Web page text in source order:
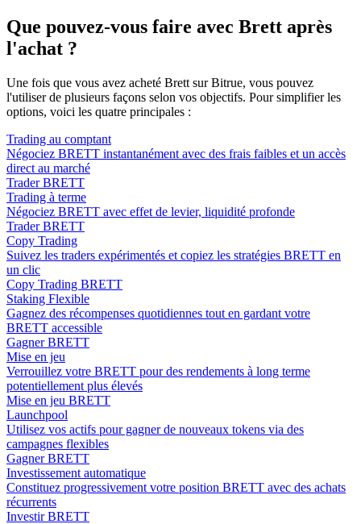
Que pouvez-vous faire avec Brett après
l'achat ?
Une fois que vous avez acheté Brett sur Bitrue, vous pouvez
l'utiliser de plusieurs façons selon vos objectifs. Pour simplifier les
options, voici les quatre principales :
Trading au comptant
Négociez BRETT instantanément avec des frais faibles et un accès
direct au marché
Trader BRETT
Trading à terme
Négociez BRETT avec effet de levier, liquidité profonde
Trader BRETT
Copy Trading
Suivez les traders expérimentés et copiez les stratégies BRETT en
un clic
Copy Trading BRETT
Staking Flexible
Gagnez des récompenses quotidiennes tout en gardant votre
BRETT accessible
Gagner BRETT
Mise en jeu
Verrouillez votre BRETT pour des rendements à long terme
potentiellement plus élevés
Mise en jeu BRETT
Launchpool
Utilisez vos actifs pour gagner de nouveaux tokens via des
campagnes flexibles
Gagner BRETT
Investissement automatique
Constituez progressivement votre position BRETT avec des achats
récurrents
Investir BRETT